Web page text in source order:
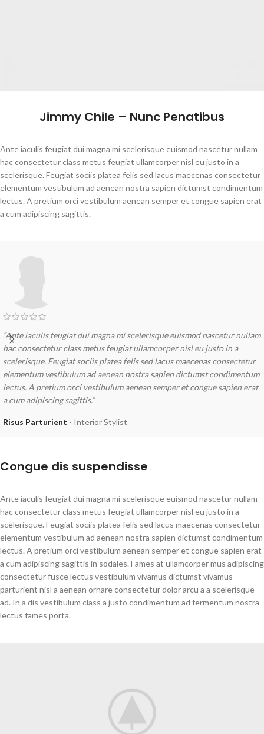
Jimmy Chile – Nunc Penatibus
Ante iaculis feugiat dui magna mi scelerisque euismod nascetur nullam
hac consectetur class metus feugiat ullamcorper nisl eu justo in a
scelerisque. Feugiat sociis platea felis sed lacus maecenas consectetur
elementum vestibulum ad aenean nostra sapien dictumst condimentum
lectus. A pretium orci vestibulum aenean semper et congue sapien erat
a cum adipiscing sagittis.
“Ante iaculis feugiat dui magna mi scelerisque euismod nascetur nullam
hac consectetur class metus feugiat ullamcorper nisl eu justo in a
scelerisque. Feugiat sociis platea felis sed lacus maecenas consectetur
elementum vestibulum ad aenean nostra sapien dictumst condimentum
lectus. A pretium orci vestibulum aenean semper et congue sapien erat
a cum adipiscing sagittis.”
Risus Parturient Interior Stylist
Congue dis suspendisse
Ante iaculis feugiat dui magna mi scelerisque euismod nascetur nullam
hac consectetur class metus feugiat ullamcorper nisl eu justo in a
scelerisque. Feugiat sociis platea felis sed lacus maecenas consectetur
elementum vestibulum ad aenean nostra sapien dictumst condimentum
lectus. A pretium orci vestibulum aenean semper et congue sapien erat
a cum adipiscing sagittis in sodales. Fames at ullamcorper mus adipiscing
consectetur fusce lectus vestibulum vivamus dictumst vivamus
parturient nisl a aenean ornare consectetur dolor arcu a a scelerisque
ad. In a dis vestibulum class a justo condimentum ad fermentum nostra
lectus fames porta.